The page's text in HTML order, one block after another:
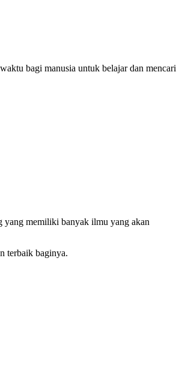
bagi manusia untuk belajar dan mencari
yang memiliki banyak ilmu yang akan
terbaik baginya.